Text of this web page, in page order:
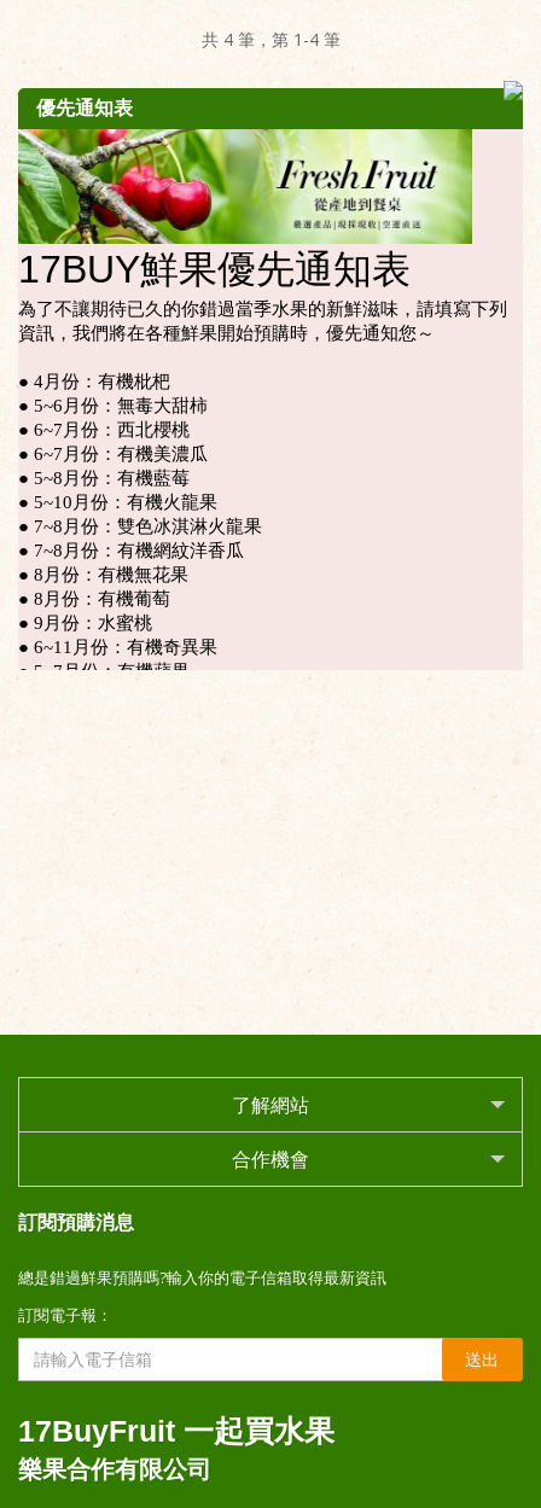
共 4 筆，第 1-4 筆
優先通知表
了解網站
合作機會
訂閱預購消息
總是錯過鮮果預購嗎?輸入你的電子信箱取得最新資訊
訂閱電子報：
送出
17BuyFruit 一起買水果
樂果合作有限公司